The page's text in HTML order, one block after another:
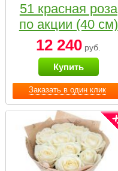
Заказать в один клик
51 красная роза
по акции (40 см)
12 240 руб.
Купить